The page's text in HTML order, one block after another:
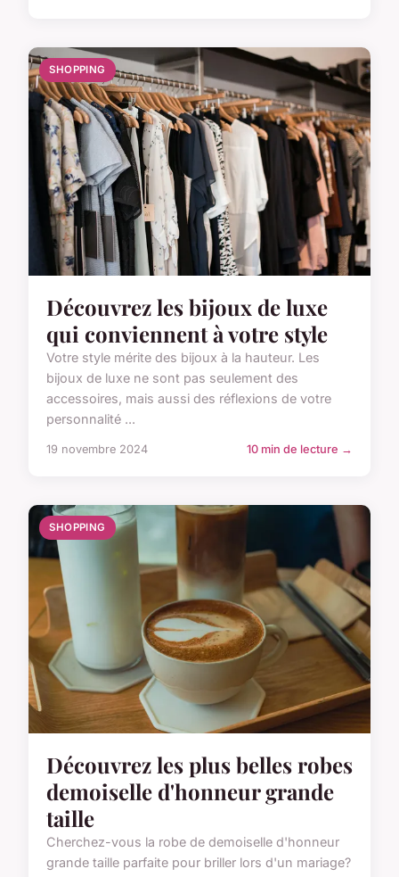
SHOPPING
Découvrez les bijoux de luxe
qui conviennent à votre style
Votre style mérite des bijoux à la hauteur. Les
bijoux de luxe ne sont pas seulement des
accessoires, mais aussi des réflexions de votre
personnalité ...
19 novembre 2024 10 min de lecture →
SHOPPING
Découvrez les plus belles robes
demoiselle d'honneur grande
taille
Cherchez-vous la robe de demoiselle d'honneur
grande taille parfaite pour briller lors d'un mariage?